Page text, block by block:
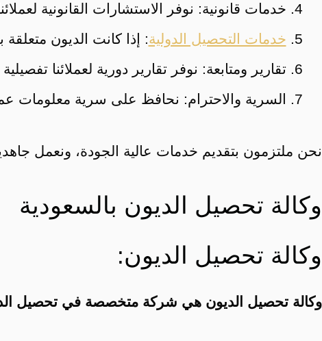
خدمات قانونية: نوفر الاستشارات القانونية
خدمات التحصيل الدولية: إذا كانت الديون
تقارير ومتابعة: نوفر تقارير دورية لعملائنا
السرية والاحترام: نحافظ على سرية معلومات
نحن ملتزمون بتقديم خدمات عالية الجودة، ونعمل
وكالة تحصيل الديون بالسعودية
وكالة تحصيل الديون:
وكالة تحصيل الديون هي شركة متخصصة في تحصيل